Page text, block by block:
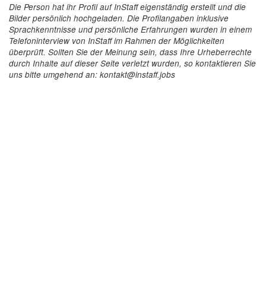
Die Person hat ihr Profil auf InStaff eigenständig erstellt und die
Bilder persönlich hochgeladen. Die Profilangaben inklusive
Sprachkenntnisse und persönliche Erfahrungen wurden in einem
Telefoninterview von InStaff im Rahmen der Möglichkeiten
überprüft. Sollten Sie der Meinung sein, dass Ihre Urheberrechte
durch Inhalte auf dieser Seite verletzt wurden, so kontaktieren Sie
uns bitte umgehend an: kontakt@instaff.jobs